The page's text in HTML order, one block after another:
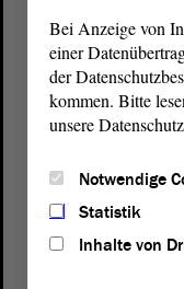
Bei Anzeige von
einer
der
kommen. Bitte
unsere
Notwendige
Statistik
Inhalte von